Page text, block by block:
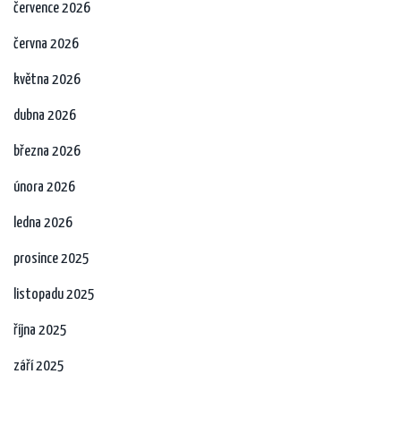
července 2026
června 2026
května 2026
dubna 2026
března 2026
února 2026
ledna 2026
prosince 2025
listopadu 2025
října 2025
září 2025